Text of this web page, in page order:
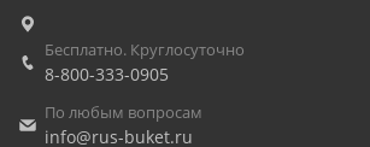
Бесплатно. Круглосуточно
8-800-333-0905
По любым вопросам
info@rus-buket.ru